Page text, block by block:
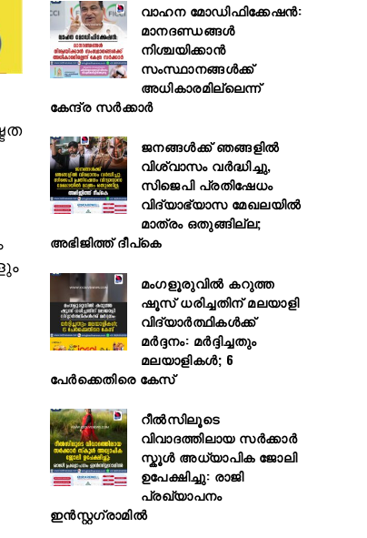
വാഹന മോഡിഫിക്കേഷൻ:
മാനദണ്ഡങ്ങൾ
നിശ്ചയിക്കാൻ
സംസ്ഥാനങ്ങൾക്ക്
അധികാരമില്ലെന്ന്
കേന്ദ്ര സർക്കാർ
ജനങ്ങൾക്ക് ഞങ്ങളിൽ
വിശ്വാസം വർദ്ധിച്ചു,
സിജെപി പ്രതിഷേധം
വിദ്യാഭ്യാസ മേഖലയിൽ
മാത്രം ഒതുങ്ങില്ല;
അഭിജിത്ത് ദീപ്കെ
മംഗളൂരുവിൽ കറുത്ത
ഷൂസ് ധരിച്ചതിന് മലയാളി
വിദ്യാർത്ഥികൾക്ക്
മർദ്ദനം: മർദ്ദിച്ചതും
മലയാളികൾ; 6
പേർക്കെതിരെ കേസ്
റീൽസിലൂടെ
വിവാദത്തിലായ സർക്കാർ
സ്കൂൾ അധ്യാപിക ജോലി
ഉപേക്ഷിച്ചു: രാജി
പ്രഖ്യാപനം
ഇൻസ്റ്റഗ്രാമിൽ